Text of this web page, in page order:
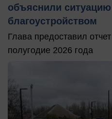
объяснили
благоустройством
Глава предоставил
полугодие 2026 года